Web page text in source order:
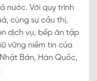
nước. Với quy trình
cùng sự cầu thị,
dịch vụ, bếp ăn tập
vững niềm tin của
Bản, Hàn Quốc,